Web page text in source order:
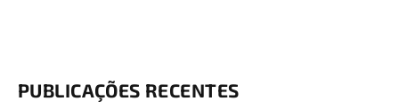
PUBLICAÇÕES RECENTES